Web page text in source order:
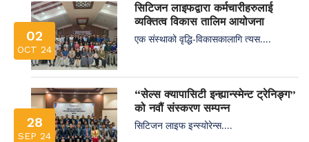
02
OCT 24
सिटिजन लाइफद्वारा कर्मचारीहरुलाई
व्यक्तित्व विकास तालिम आयोजना
एक संस्थाको वृद्धि-विकासकालागि त्यस....
28
SEP 24
“सेल्स क्यापासिटी इन्ह्यान्स्मेन्ट ट्रेनिङ्ग”
को नवौं संस्करण सम्पन्न
सिटिजन लाइफ इन्स्योरेन्स....